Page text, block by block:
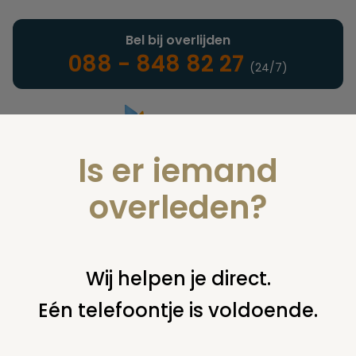
Landelijke uitvaartonderneming
Bel bij overlijden
088 - 848 82 27 (24/7)
U bent hier: home juridisch overige vragen over
uitvaartorganisaties en uitvaartondernemers
Is er iemand
overleden?
Wij helpen je direct.
Eén telefoontje is voldoende.